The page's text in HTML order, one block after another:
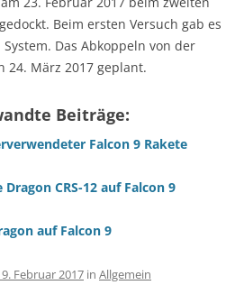
Beim ersten Versuch gab es
Das Abkoppeln von der
24. März 2017 geplant.
Beiträge:
Falcon 9 Rakete
CRS-12 auf Falcon 9
auf Falcon 9
Februar 2017 in Allgemein